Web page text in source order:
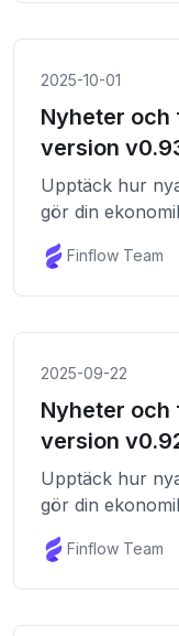
2025-10-01
Nyheter
version
Upptäck hur
gör din
Finflow Team
2025-09-22
Nyheter
version
Upptäck hur
gör din
Finflow Team